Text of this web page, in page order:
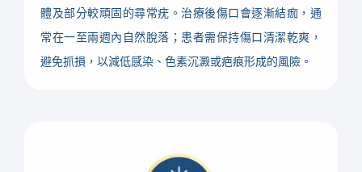
體及部分較頑固的尋常疣。治療後傷口會逐漸結痂，通
常在一至兩週內自然脫落；患者需保持傷口清潔乾爽，
避免抓損，以減低感染、色素沉澱或疤痕形成的風險。